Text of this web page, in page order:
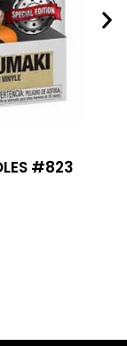
#823